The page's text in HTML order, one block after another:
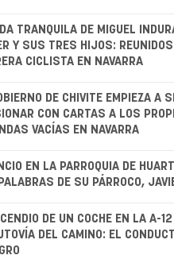
TRANQUILA DE MIGUEL
Y SUS TRES HIJOS:
CICLISTA EN NAVARRA
DE CHIVITE EMPIEZA A
CON CARTAS A LOS
VACÍAS EN NAVARRA
EN LA PARROQUIA DE
DE SU PÁRROCO,
DE UN COCHE EN LA A-
DEL CAMINO: EL